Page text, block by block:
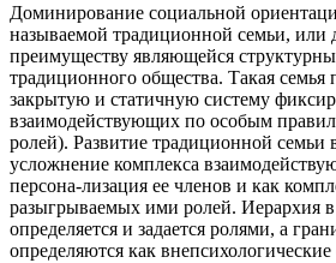
Доминирование социальной
называемой традиционной семьи, или
преимуществу являющейся
традиционного общества. Такая семья
закрытую и статичную систему
взаимодействующих по особым
ролей). Развитие традиционной семьи
усложнение комплекса
персона-лизация ее членов и как
разыгрываемых ими ролей. Иерархия в
определяется и задается ролями, а
определяются как